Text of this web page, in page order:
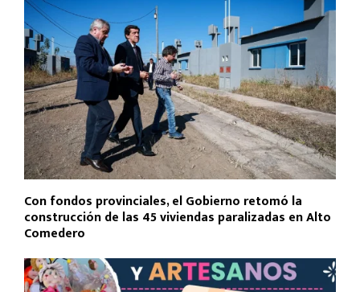
Con fondos provinciales, el Gobierno retomó la
construcción de las 45 viviendas paralizadas en Alto
Comedero